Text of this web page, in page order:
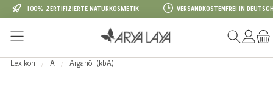
Zum Hauptinhalt springen
100% ZERTIFIZIERTE NATURKOSMETIK VERSANDKOSTENFREI IN
Lexikon A Arganöl (kbA)